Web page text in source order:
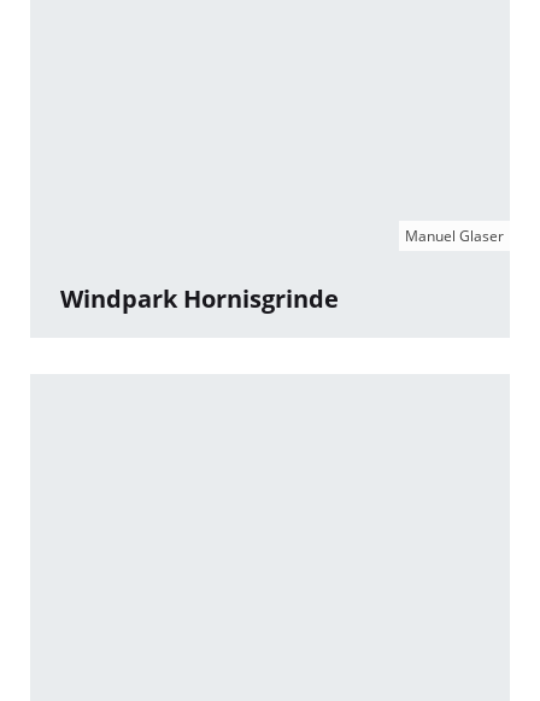
Manuel Glaser
Windpark Hornisgrinde